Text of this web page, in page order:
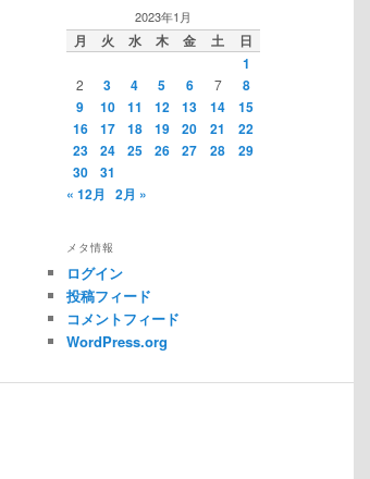
2023年1月
月 火 水 木 金 土
日
1
2 3 4 5 6 7
8
9
10 11 12 13 14
15
16
17 18 19 20 21
22
23
24 25 26 27 28
29
30
31
« 12月
2月 »
メタ情報
ログイン
投稿フィード
コメントフィード
WordPress.org